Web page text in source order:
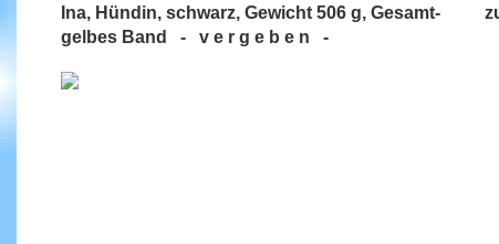
Ina, Hündin, schwarz, Gewicht 506 g, Gesamt-
gelbes Band - v e r g e b e n -